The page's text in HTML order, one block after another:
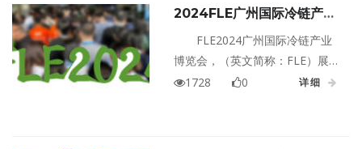
品食材、冷链运输、仓储保鲜、
餐饮包装等各个环节的新技术应
用和解决方案，吸引了国内的农
产品生产加工企业、生鲜包装生
2024FLE广州国际冷链产业
博览会│倒计时70天啦！
FLE2024广州国际冷链产业
博览会，（英文简称：FLE）展会
立足中国，面向一带一路沿线国
1728 0 详细